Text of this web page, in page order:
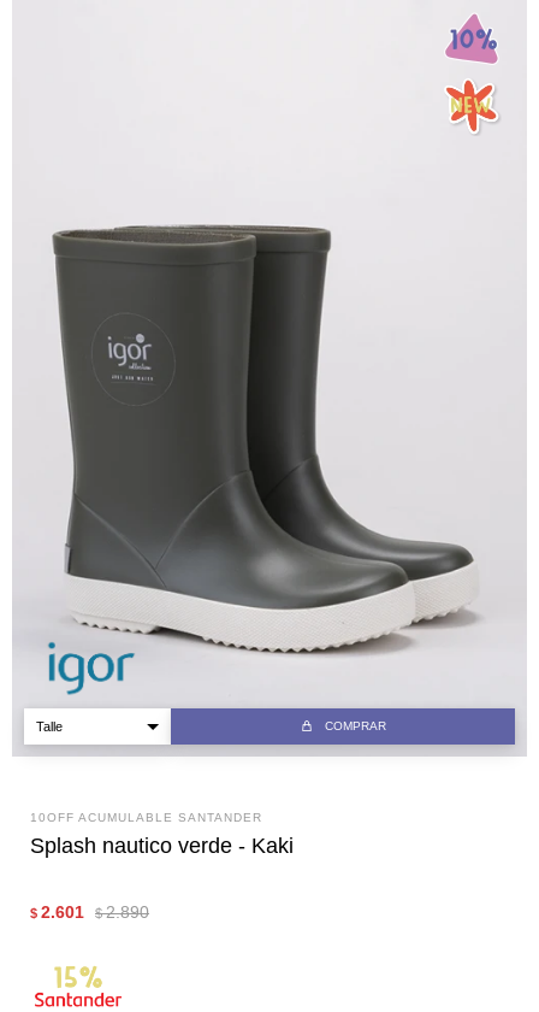
COMPRAR
10OFF ACUMULABLE SANTANDER
Splash nautico verde - Kaki
$ 2.601 $ 2.890